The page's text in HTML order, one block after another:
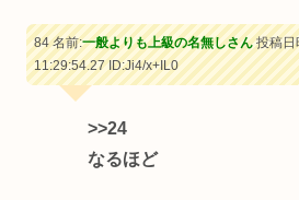
84 名前:一般よりも上級の名無しさん投稿日
11:29:54.27ID:Ji4/x+IL0
>>24
なるほど